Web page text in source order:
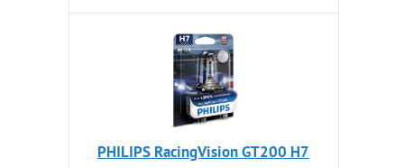
PHILIPS RacingVision GT200 H7